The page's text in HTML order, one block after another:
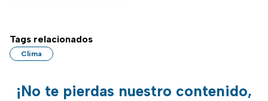
Tags relacionados
Clima
¡No te pierdas nuestro contenido,